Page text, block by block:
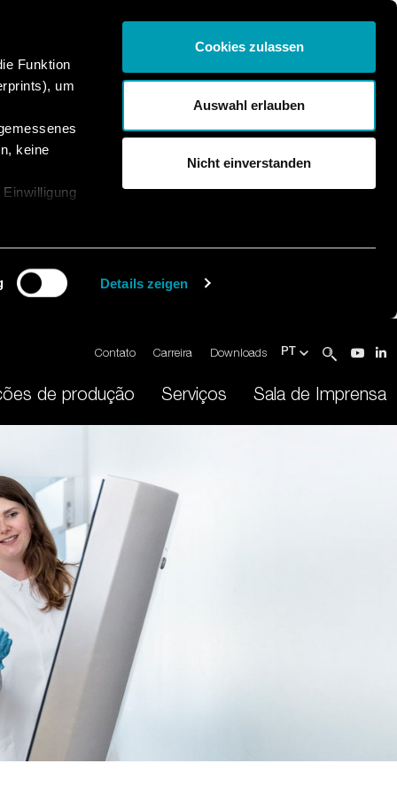
Funktion
um
keine
Details zeigen
Cookies zulassen
Auswahl erlauben
Nicht einverstanden
de produção Serviços Sala de Imprensa
PT
Contato Carreira Downloads